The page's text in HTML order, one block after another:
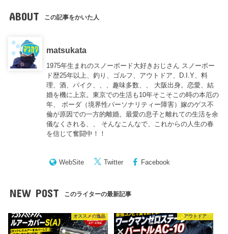
ABOUT この記事をかいた人
matsukata
1975年生まれのスノーボード大好きおじさん スノーボー
ド歴25年以上、釣り、ゴルフ、アウトドア、D.I.Y、料
理、酒、バイク、、、趣味多数、、 大阪出身。恋愛、結
婚を機に上京。東京での生活も10年そこそこの時の本厄の
年、 ボーダ（境界性パーソナリティー障害）嫁のゲス不
倫が原因での一方的離婚。最愛の息子と離れての生活を余
儀なくされる、、 そんなこんなで、これからの人生の春
を信じて奮闘中！！
WebSite Twitter Facebook
NEW POST このライターの最新記事
オススメの逸品 アウトドア